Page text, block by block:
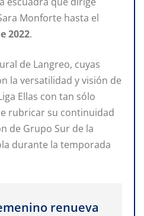
Monforte hasta el
2022.
de Langreo, cuyas
la versatilidad y visión de
Ellas con tan sólo
rubricar su continuidad
de Grupo Sur de la
durante la temporada
renueva